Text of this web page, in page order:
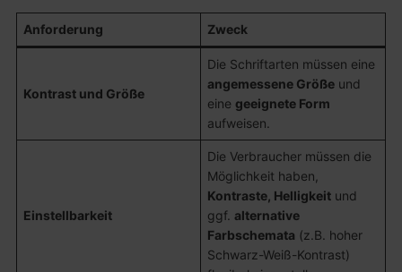
Anforderung Zweck
Kontrast und Größe
Die Schriftarten müssen eine
angemessene Größeund
eine geeignete Form
aufweisen.
Einstellbarkeit
Die Verbraucher müssen die
Möglichkeit haben,
Kontraste, Helligkeitund
ggf. alternative
Farbschemata (z.B. hoher
Schwarz-Weiß-Kontrast)